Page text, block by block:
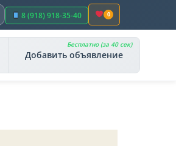
8 (918) 918-35-40 0
Добавить объявление
Бесплатно (за 40 сек)